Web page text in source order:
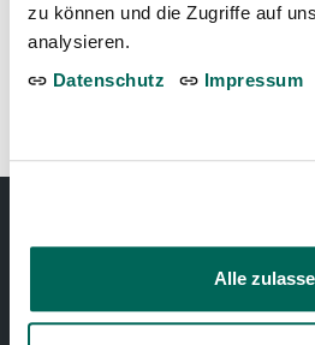
zu können und die Zugriffe auf
analysieren.
Datenschutz
Impressum
Alle
noch Plätze
14. Juni 2026
TIERPARK BERN